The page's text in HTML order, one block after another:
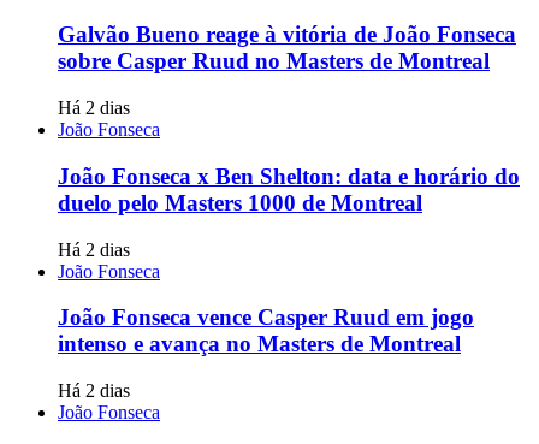
Galvão Bueno reage à vitória de João Fonseca
sobre Casper Ruud no Masters de Montreal
Há 2 dias
João Fonseca
João Fonseca x Ben Shelton: data e horário do
duelo pelo Masters 1000 de Montreal
Há 2 dias
João Fonseca
João Fonseca vence Casper Ruud em jogo
intenso e avança no Masters de Montreal
Há 2 dias
João Fonseca